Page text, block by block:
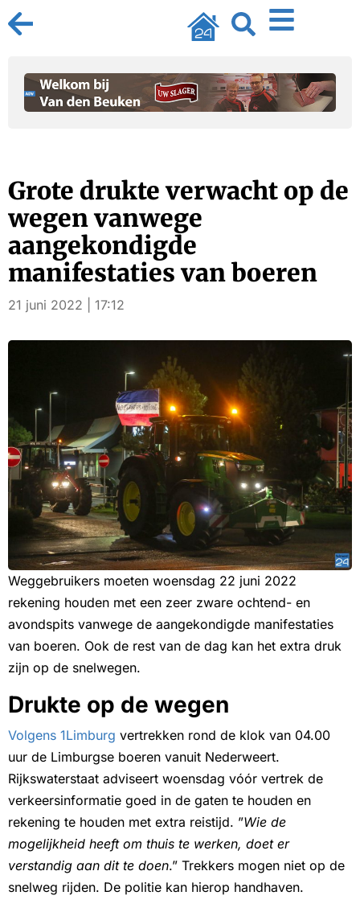
Grote drukte verwacht op de
wegen vanwege
aangekondigde
manifestaties van boeren
21 juni 2022 | 17:12
Weggebruikers moeten woensdag 22 juni 2022
rekening houden met een zeer zware ochtend- en
avondspits vanwege de aangekondigde manifestaties
van boeren. Ook de rest van de dag kan het extra druk
zijn op de snelwegen.
Drukte op de wegen
Volgens 1Limburg vertrekken rond de klok van 04.00
uur de Limburgse boeren vanuit Nederweert.
Rijkswaterstaat adviseert woensdag vóór vertrek de
verkeersinformatie goed in de gaten te houden en
rekening te houden met extra reistijd. ”Wie de
mogelijkheid heeft om thuis te werken, doet er
verstandig aan dit te doen.” Trekkers mogen niet op de
snelweg rijden. De politie kan hierop handhaven.